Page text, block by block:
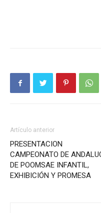
Artículo anterior
PRESENTACION
CAMPEONATO DE
DE POOMSAE INFANTIL,
EXHIBICIÓN Y PROMESA